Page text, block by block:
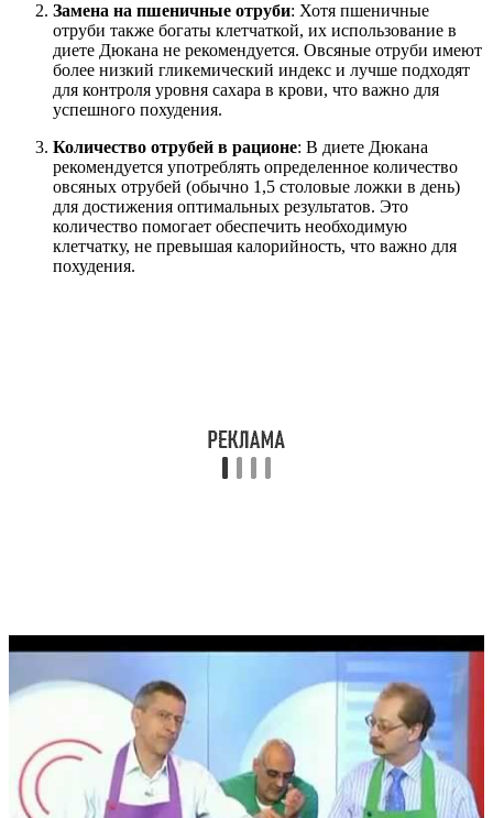
Замена на пшеничные отруби: Хотя пшеничные
отруби также богаты клетчаткой, их использование в
диете Дюкана не рекомендуется. Овсяные отруби имеют
более низкий гликемический индекс и лучше подходят
для контроля уровня сахара в крови, что важно для
успешного похудения.
Количество отрубей в рационе: В диете Дюкана
рекомендуется употреблять определенное количество
овсяных отрубей (обычно 1,5 столовые ложки в день)
для достижения оптимальных результатов. Это
количество помогает обеспечить необходимую
клетчатку, не превышая калорийность, что важно для
похудения.